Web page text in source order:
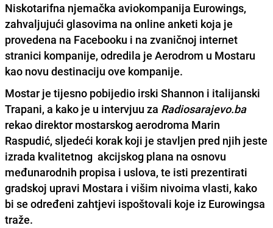
Niskotarifna njemačka aviokompanija Eurowings,
zahvaljujući glasovima na online anketi koja je
provedena na Facebooku i na zvaničnoj internet
stranici kompanije, odredila je Aerodrom u Mostaru
kao novu destinaciju ove kompanije.
Mostar je tijesno pobijedio irski Shannon i italijanski
Trapani, a kako je u intervjuu za Radiosarajevo.ba
rekao direktor mostarskog aerodroma Marin
Raspudić, sljedeći korak koji je stavljen pred njih jeste
izrada kvalitetnog akcijskog plana na osnovu
međunarodnih propisa i uslova, te isti prezentirati
gradskoj upravi Mostara i višim nivoima vlasti, kako
bi se određeni zahtjevi ispoštovali koje iz Eurowingsa
traže.